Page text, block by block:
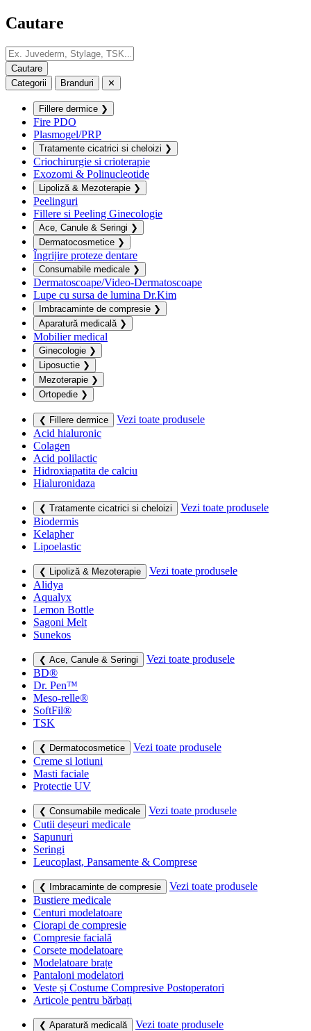
Cautare
Categorii Branduri ✕
Fillere dermice ❯
Fire PDO
Plasmogel/PRP
Tratamente cicatrici si cheloizi ❯
Criochirurgie si crioterapie
Exozomi & Polinucleotide
Lipoliză & Mezoterapie ❯
Peelinguri
Fillere si Peeling Ginecologie
Ace, Canule & Seringi ❯
Dermatocosmetice ❯
Îngrijire proteze dentare
Consumabile medicale ❯
Dermatoscoape/Video-Dermatoscoape
Lupe cu sursa de lumina Dr.Kim
Imbracaminte de compresie ❯
Aparatură medicală ❯
Mobilier medical
Ginecologie ❯
Liposuctie ❯
Mezoterapie ❯
Ortopedie ❯
❮ Fillere dermice
Vezi toate produsele
Acid hialuronic
Colagen
Acid polilactic
Hidroxiapatita de calciu
Hialuronidaza
❮ Tratamente cicatrici si cheloizi
Vezi toate produsele
Biodermis
Kelapher
Lipoelastic
❮ Lipoliză & Mezoterapie
Vezi toate produsele
Alidya
Aqualyx
Lemon Bottle
Sagoni Melt
Sunekos
❮ Ace, Canule & Seringi
Vezi toate produsele
BD®
Dr. Pen™
Meso-relle®
SoftFil®
TSK
❮ Dermatocosmetice
Vezi toate produsele
Creme si lotiuni
Masti faciale
Protectie UV
❮ Consumabile medicale
Vezi toate produsele
Cutii deșeuri medicale
Sapunuri
Seringi
Leucoplast, Pansamente & Comprese
❮ Imbracaminte de compresie
Vezi toate produsele
Bustiere medicale
Centuri modelatoare
Ciorapi de compresie
Compresie facială
Corsete modelatoare
Modelatoare brațe
Pantaloni modelatori
Veste și Costume Compresive Postoperatori
Articole pentru bărbați
❮ Aparatură medicală
Vezi toate produsele